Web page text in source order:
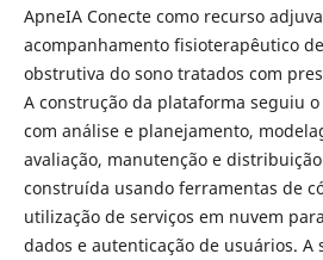
ApneIA Conecte como recurso
acompanhamento fisioterapêutico
obstrutiva do sono tratados com
A construção da plataforma seguiu
com análise e planejamento,
avaliação, manutenção e
construída usando ferramentas de
utilização de serviços em nuvem
dados e autenticação de usuários. A